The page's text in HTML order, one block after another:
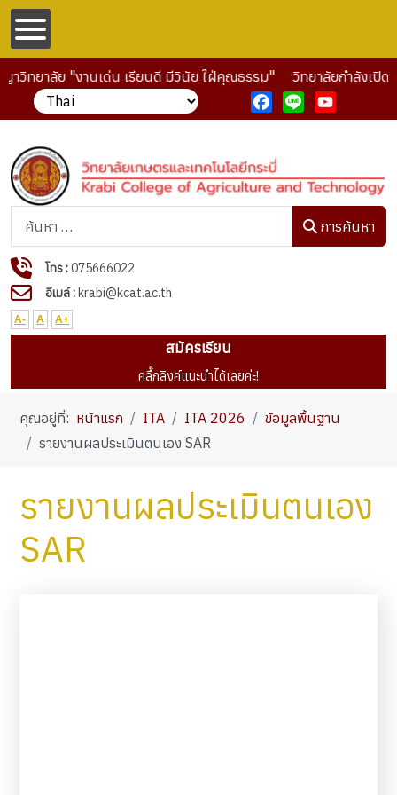
วิทยาลัย "งานเด่น เรียนดี มีวินัย ใฝ่คุณธรรม" วิทยาลัยกำลังเปิ
Facebook
Line YouTube
การค้นหา การค้นหา
โทร :075666022
อีเมล์ :krabi@kcat.ac.th
A- A A+
สมัครเรียน
คลื๊กลิงค์แนะนำได้เลยค่ะ!
คุณอยู่ที่: หน้าแรก ITA ITA 2026
ข้อมูลพื้นฐาน
รายงานผลประเมินตนเอง SAR
รายงานผลประเมินตนเอง
SAR